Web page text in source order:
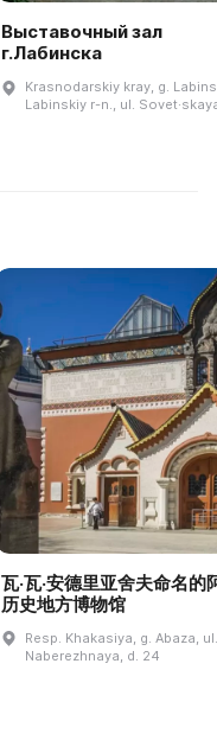
Выставочный зал
г.Лабинска
Krasnodarskiy kray, g.
Labinskiy r-n., ul.
瓦·瓦·安德里亚舍夫命名的
历史地方博物馆
Resp. Khakasiya, g. Abaza, ul.
Naberezhnaya, d. 24